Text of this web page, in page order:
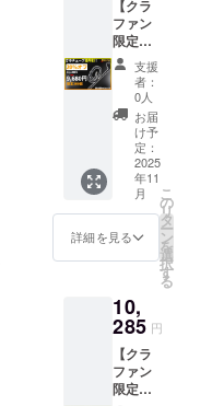
チュー
ブ クラ
ウド
ファン
ディン
グ限定
価格 超
早割価
格9,075
円（定
価：
12,100
円）
【クラ
ファン
限定超
早割価
格！さ
チュー
ブ】 飛
距離
アップ
に必要
なスイ
ング、
トレー
ニング
を一挙
る練習
器具さ
ゆ
チュー
ブ クラ
ウド
支援
者：
0人
お届
け予
定：
2025
年11
月
詳細を見る
こ
の
リ
タ
ー
ン
を
選
択
す
る
10,
285 円
【クラ
ファン
限定早